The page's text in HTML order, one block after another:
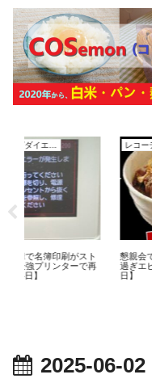
レコーディングダイエット
の焼肉バイキング：食べ
ソードと教訓【5月20
一夜
ャッ
2025-06-02